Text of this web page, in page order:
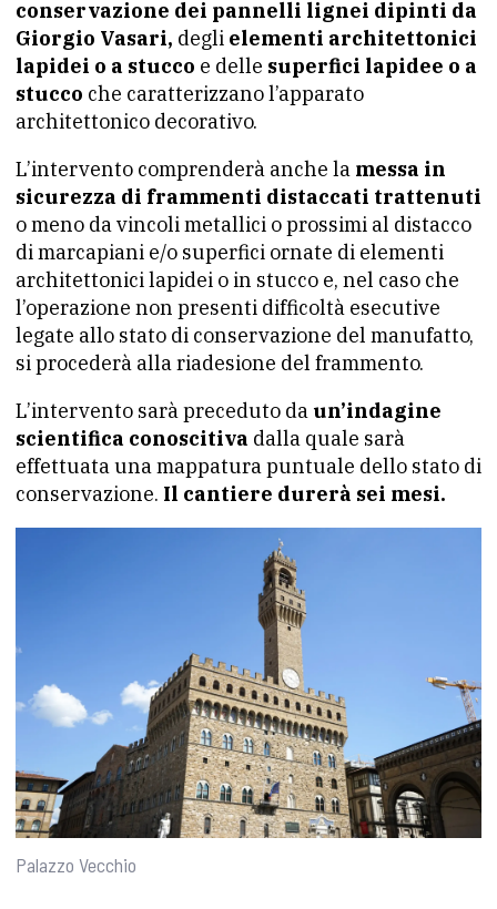
conservazione dei pannelli lignei dipinti da
Giorgio Vasari, degli elementi architettonici
lapidei o a stucco e delle superfici lapidee o a
stucco che caratterizzano l’apparato
architettonico decorativo.
L’intervento comprenderà anche la messa in
sicurezza di frammenti distaccati trattenuti
o meno da vincoli metallici o prossimi al distacco
di marcapiani e/o superfici ornate di elementi
architettonici lapidei o in stucco e, nel caso che
l’operazione non presenti difficoltà esecutive
legate allo stato di conservazione del manufatto,
si procederà alla riadesione del frammento.
L’intervento sarà preceduto da un’indagine
scientifica conoscitiva dalla quale sarà
effettuata una mappatura puntuale dello stato di
conservazione. Il cantiere durerà sei mesi.
Palazzo Vecchio